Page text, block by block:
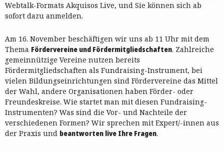
Webtalk-Formats Akquisos Live, und Sie können sich ab
sofort dazu anmelden.
Am 16. November beschäftigen wir uns ab 11 Uhr mit dem
Thema Fördervereine und Fördermitgliedschaften. Zahlreiche
gemeinnützige Vereine nutzen bereits
Fördermitgliedschaften als Fundraising-Instrument, bei
vielen Bildungseinrichtungen sind Fördervereine das Mittel
der Wahl, andere Organisationen haben Förder- oder
Freundeskreise. Wie startet man mit diesen Fundraising-
Instrumenten? Was sind die Vor- und Nachteile der
verschiedenen Formen? Wir sprechen mit Expert/-innen aus
der Praxis und beantworten live Ihre Fragen.